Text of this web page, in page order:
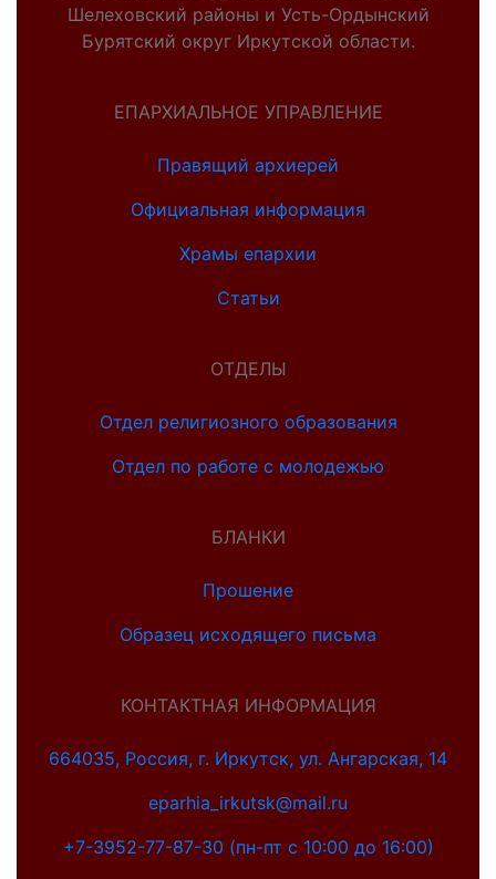
Шелеховский районы и Усть-Ордынский
Бурятский округ Иркутской области.
ЕПАРХИАЛЬНОЕ УПРАВЛЕНИЕ
Правящий архиерей
Официальная информация
Храмы епархии
Статьи
ОТДЕЛЫ
Отдел религиозного образования
Отдел по работе с молодежью
БЛАНКИ
Прошение
Образец исходящего письма
КОНТАКТНАЯ ИНФОРМАЦИЯ
664035, Россия, г. Иркутск, ул. Ангарская, 14
eparhia_irkutsk@mail.ru
+7-3952-77-87-30 (пн-пт с 10:00 до 16:00)